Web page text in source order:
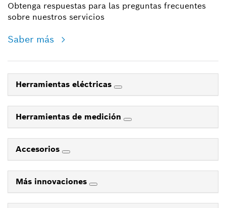
Obtenga respuestas para las preguntas frecuentes
sobre nuestros servicios
Saber más
Herramientas eléctricas
Herramientas de medición
Accesorios
Más innovaciones